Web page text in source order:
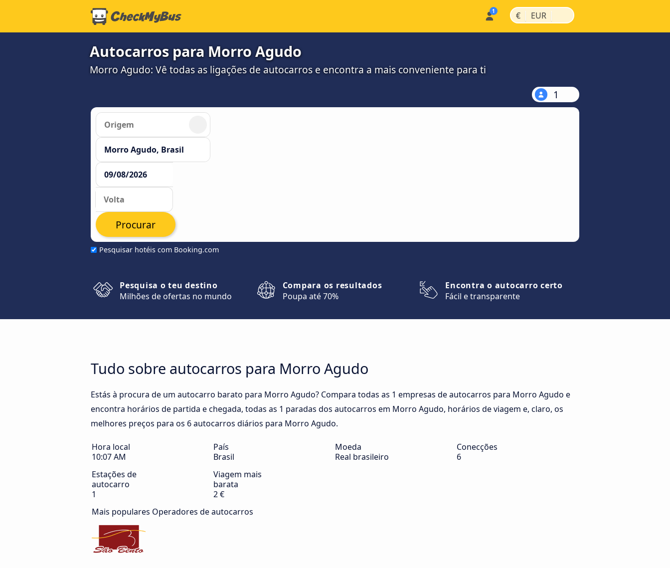
€ | EUR |
Autocarros para Morro Agudo
Morro Agudo: Vê todas as ligações de autocarros e encontra a mais conveniente para ti
1
Pesquisar hotéis com Booking.com
Procurar
Pesquisa o teu destino
Milhões de ofertas no mundo
Compara os resultados
Poupa até 70%
Encontra o autocarro certo
Fácil e transparente
Tudo sobre autocarros para Morro Agudo
Estás à procura de um autocarro barato para Morro Agudo? Compara todas as 1 empresas de autocarros para Morro Agudo e
encontra horários de partida e chegada, todas as 1 paradas dos autocarros em Morro Agudo, horários de viagem e, claro, os
melhores preços para os 6 autocarros diários para Morro Agudo.
Hora local
10:07 AM
País
Brasil
Moeda
Real brasileiro
Conecções
6
Estações de
autocarro
1
Viagem mais
barata
2 €
Mais populares Operadores de autocarros